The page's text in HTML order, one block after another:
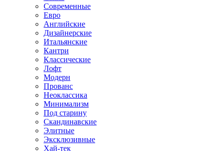
Современные
Евро
Английские
Дизайнерские
Итальянские
Кантри
Классические
Лофт
Модерн
Прованс
Неоклассика
Минимализм
Под старину
Скандинавские
Элитные
Эксклюзивные
Хай-тек